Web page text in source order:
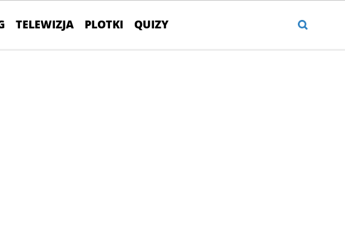
TELEWIZJA PLOTKI QUIZY